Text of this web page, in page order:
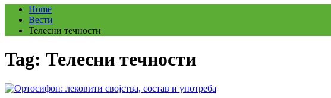
Home
Вести
Телесни течности
Tag: Телесни течности